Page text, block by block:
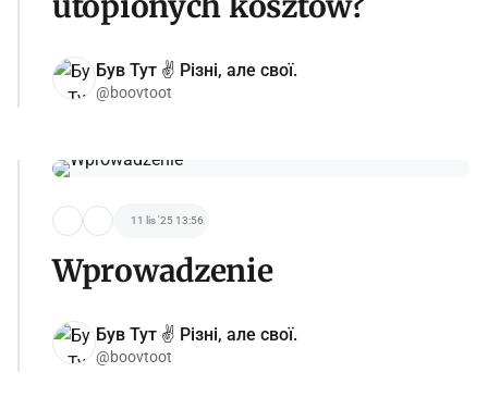
Був Тут ✌️ Різні, але свої.
@boovtoot
11 lis '25 13:56
Wprowadzenie
Був Тут ✌️ Різні, але свої.
@boovtoot